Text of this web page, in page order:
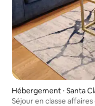
Hébergement ⋅ Santa
Séjour en classe